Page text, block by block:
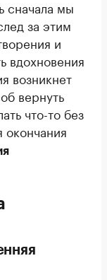
сначала мы
за этим
и
вдохновения
возникнет
вернуть
что-то без